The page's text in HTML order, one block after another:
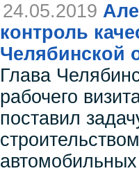
24.05.2019
контроль
Челябинской
Глава
рабочего
поставил
автомобильных